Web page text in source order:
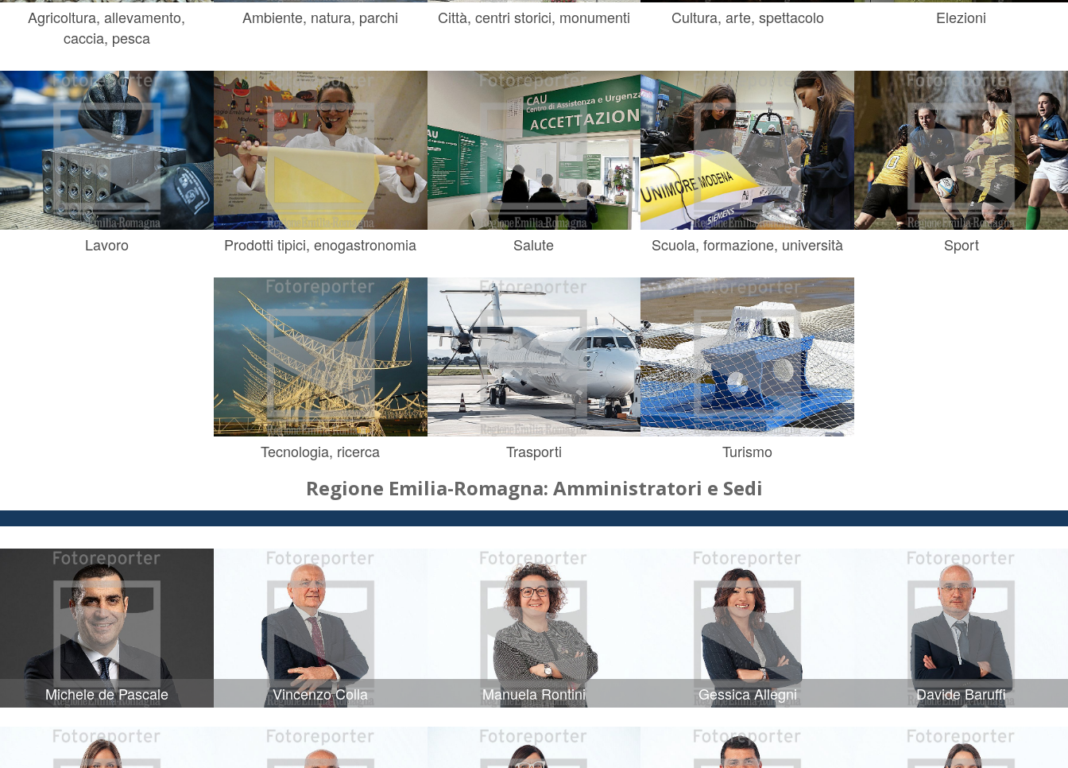
Agricoltura, allevamento,
caccia, pesca
Ambiente, natura, parchi Città, centri storici, monumenti Cultura, arte, spettacolo Elezioni
Lavoro Prodotti tipici, enogastronomia Salute Scuola, formazione, università Sport
Tecnologia, ricerca Trasporti Turismo
Regione Emilia-Romagna: Amministratori e Sedi
Michele de Pascale Vincenzo Colla Manuela Rontini Gessica Allegni Davide Baruffi